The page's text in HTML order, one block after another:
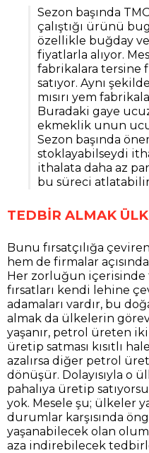
Sezon başında
çalıştığı ürünü
özellikle buğday ve
fiyatlarla alıyor.
fabrikalara tersine
satıyor. Aynı şekilde
mısırı yem
Buradaki gaye
ekmeklik unun
Sezon başında
stoklayabilseydi
ithalata daha az
bu süreci
TEDBİR ALMAK
Bunu fırsatçılığa
hem de firmalar
Her zorluğun içerisinde
fırsatları kendi lehine
adamaları vardır, bu
almak da ülkelerin
yaşanır, petrol üreten
üretip satması kısıtlı
azalırsa diğer petrol
dönüşür. Dolayısıyla o
pahalıya üretip
yok. Mesele şu; ülkeler
durumlar karşısında
yaşanabilecek olan
aza indirebilecek